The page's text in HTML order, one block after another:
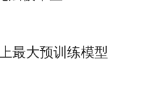
最大预训练模型